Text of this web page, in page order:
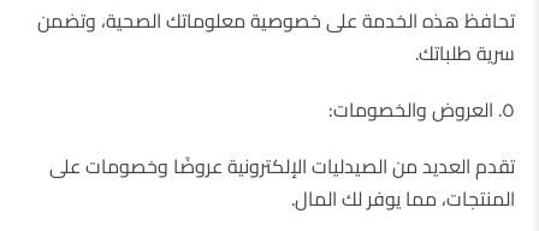
تحافظ هذه الخدمة على خصوصية معلوماتك الصحية، وتضمن
سرية طلباتك.
٥. العروض والخصومات:
تقدم العديد من الصيدليات الإلكترونية عروضًا وخصومات على
المنتجات، مما يوفر لك المال.